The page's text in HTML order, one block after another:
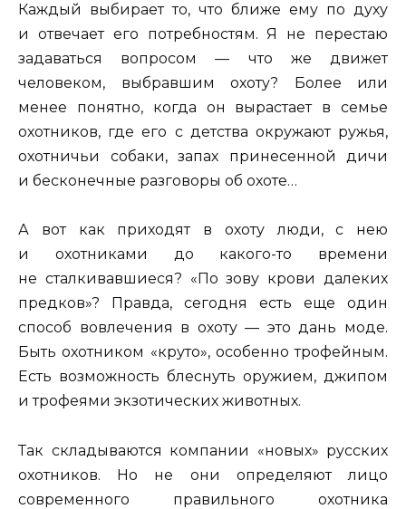
Каждый выбирает то, что ближе ему по духу
и отвечает его потребностям. Я не перестаю
задаваться вопросом — что же движет
человеком, выбравшим охоту? Более или
менее понятно, когда он вырастает в семье
охотников, где его с детства окружают ружья,
охотничьи собаки, запах принесенной дичи
и бесконечные разговоры об охоте…
А вот как приходят в охоту люди, с нею
и охотниками до какого-то времени
не сталкивавшиеся? «По зову крови далеких
предков»? Правда, сегодня есть еще один
способ вовлечения в охоту — это дань моде.
Быть охотником «круто», особенно трофейным.
Есть возможность блеснуть оружием, джипом
и трофеями экзотических животных.
Так складываются компании «новых» русских
охотников. Но не они определяют лицо
современного правильного охотника